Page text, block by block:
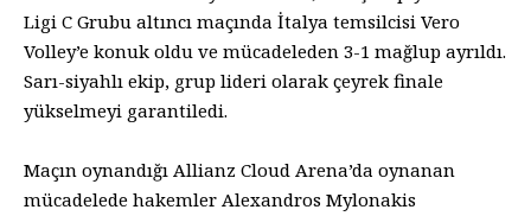
Ligi C Grubu altıncı maçında İtalya temsilcisi Vero
Volley’e konuk oldu ve mücadeleden 3-1 mağlup ayrıldı.
Sarı-siyahlı ekip, grup lideri olarak çeyrek finale
yükselmeyi garantiledi.
Maçın oynandığı Allianz Cloud Arena’da oynanan
mücadelede hakemler Alexandros Mylonakis